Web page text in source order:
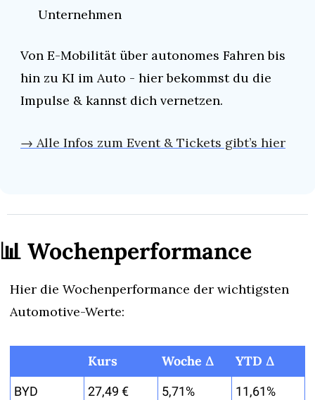
Unternehmen
Von E-Mobilität über autonomes Fahren bis
hin zu KI im Auto - hier bekommst du die
Impulse & kannst dich vernetzen.
→ Alle Infos zum Event & Tickets gibt’s hier
📊 Wochenperformance
Hier die Wochenperformance der wichtigsten
Automotive-Werte:
Kurs Woche Δ YTD Δ
BYD 27,49 € 5,71% 11,61%